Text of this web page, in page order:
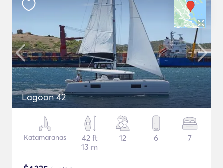
Lagoon 42
Katamaranas
42 ft
13 m
12 6 7